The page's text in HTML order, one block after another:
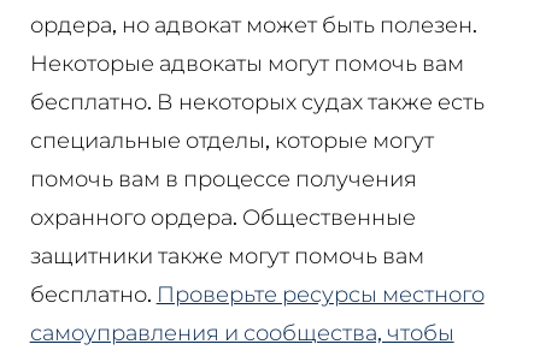
ордера, но адвокат может быть полезен.
Некоторые адвокаты могут помочь вам
бесплатно. В некоторых судах также есть
специальные отделы, которые могут
помочь вам в процессе получения
охранного ордера. Общественные
защитники также могут помочь вам
бесплатно. Проверьте ресурсы местного
самоуправления и сообщества, чтобы